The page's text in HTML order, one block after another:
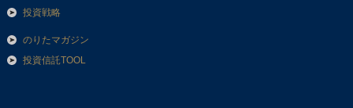
投資戦略
のりたマガジン
投資信託TOOL